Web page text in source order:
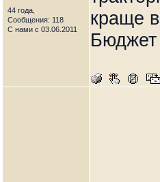
44 года,
Сообщения: 118
С нами с 03.06.2011
краще
Бюджет